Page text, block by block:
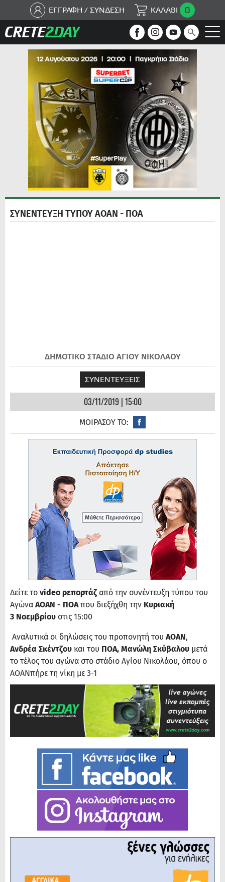
ΕΓΓΡΑΦΗ / ΣΥΝΔΕΣΗ ΚΑΛΑΘΙ 0
ΣΥΝΕΝΤΕΥΞΗ ΤΥΠΟΥ ΑΟΑΝ - ΠΟΑ
ΔΗΜΟΤΙΚΟ ΣΤΑΔΙΟ ΑΓΙΟΥ ΝΙΚΟΛΑΟΥ
ΣΥΝΕΝΤΕΥΞΕΙΣ
03/11/2019 | 15:00
ΜΟΙΡΑΣΟΥ ΤΟ:
Δείτε το video ρεπορτάζ από την συνέντευξη τύπου του
Αγώνα ΑΟΑΝ - ΠΟΑπου διεξήχθη την Κυριακή
3 Νοεμβρίου στις 15:00
Αναλυτικά οι δηλώσεις του προπονητή του ΑΟΑΝ,
Ανδρέα Σκέντζου και του ΠΟΑ, Μανώλη Σκύβαλου μετά
το τέλος του αγώνα στο στάδιο Αγίου Νικολάου, όπου ο
ΑΟΑΝπήρε τη νίκη με 3-1